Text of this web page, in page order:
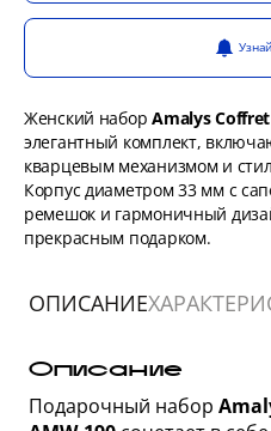
Женский наборAmalys
элегантный комплект,
кварцевым механизмом и
Корпус диаметром 33 мм с
ремешок и гармоничный
прекрасным подарком.
ОПИСАНИЕ
Описание
Подарочный набор